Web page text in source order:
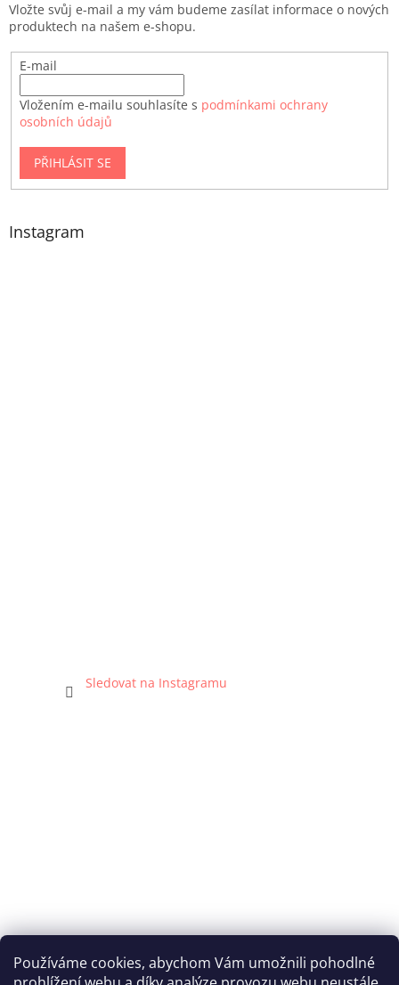
Používáme cookies, abychom Vám umožnili pohodlné
Vložte svůj e-mail a my vám budeme zasílat informace o nových
produktech na našem e-shopu.
E-mail
Vložením e-mailu souhlasíte s podmínkami ochrany
osobních údajů
PŘIHLÁSIT SE
Instagram
Sledovat na Instagramu